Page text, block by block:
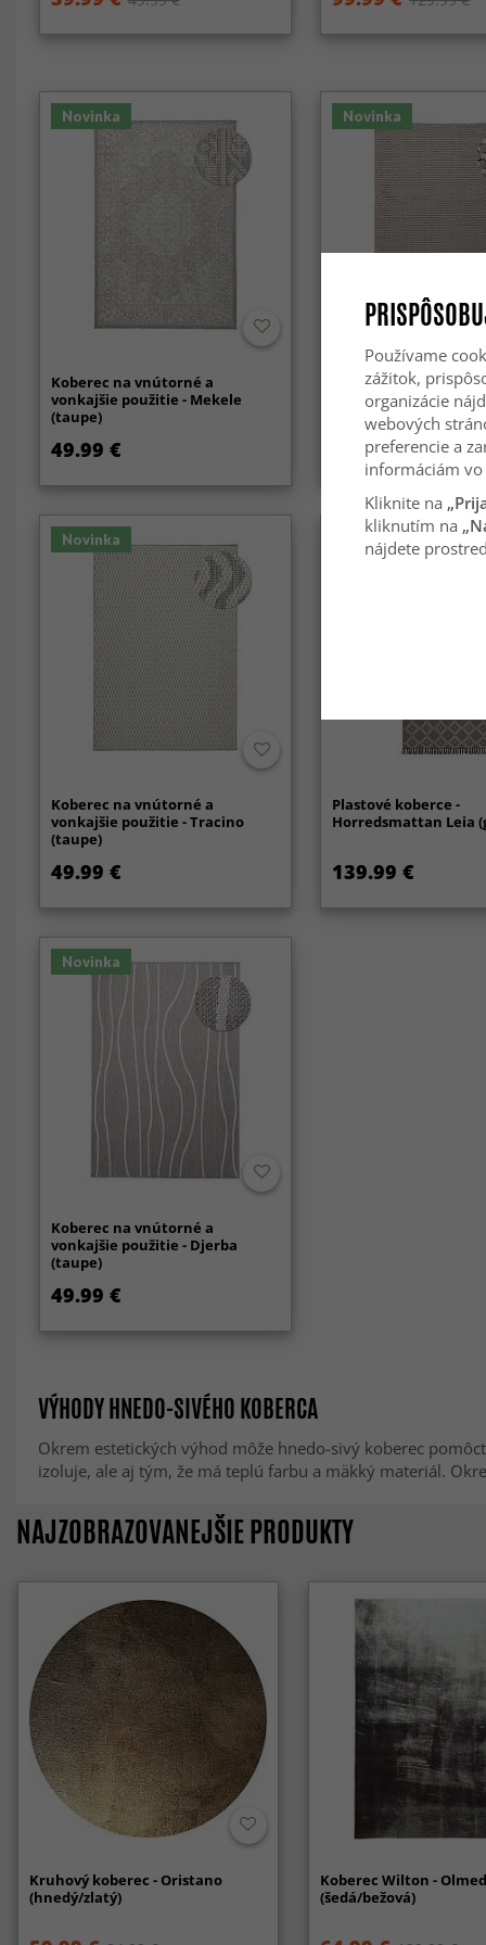
Novinka
Koberec na vnútorné a
vonkajšie použitie - Mekele
(taupe)
49.99 €
Novinka
Vlnený koberec -
(taupe/biela)
69.99 €
Novinka
Koberec na vnútorné a
vonkajšie použitie - Tracino
(taupe)
49.99 €
Plastové koberce -
Horredsmattan Leia
139.99 €
Novinka
Koberec na vnútorné a
vonkajšie použitie - Djerba
(taupe)
49.99 €
VÝHODY HNEDO-SIVÉHO KOBERCA
Okrem estetických výhod môže hnedo-sivý koberec
izoluje, ale aj tým, že má teplú farbu a mäkký materiál.
NAJZOBRAZOVANEJŠIE PRODUKTY
Kruhový koberec - Oristano
(hnedý/zlatý)
Koberec Wilton -
(šedá/bežová)
Používame
zážitok,
organizácie
webových
preferencie a
informáciám vo
Kliknite na
kliknutím na
nájdete